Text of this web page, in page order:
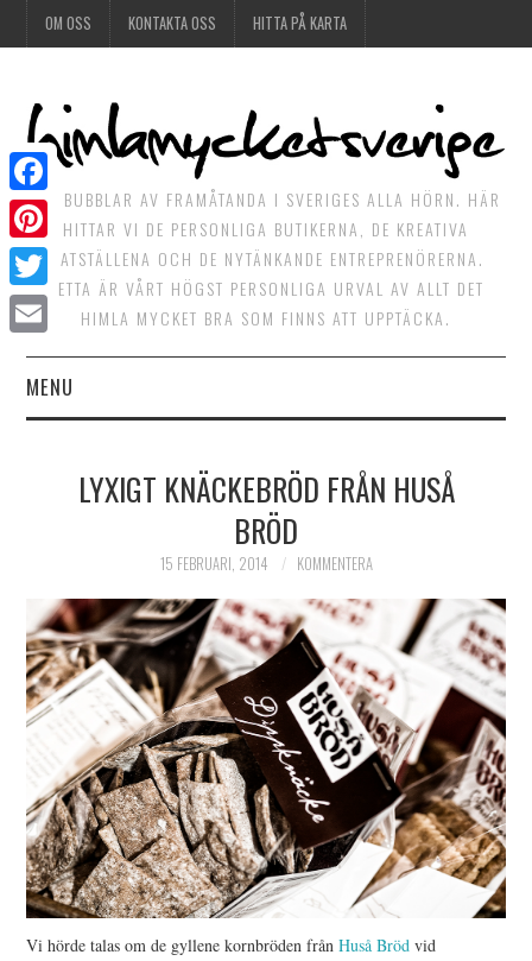
OM OSS KONTAKTA OSS HITTA PÅ KARTA
DET BUBBLAR AV FRAMÅTANDA I SVERIGES ALLA HÖRN. HÄR
HITTAR VI DE PERSONLIGA BUTIKERNA, DE KREATIVA
MATSTÄLLENA OCH DE NYTÄNKANDE ENTREPRENÖRERNA.
DETTA ÄR VÅRT HÖGST PERSONLIGA URVAL AV ALLT DET
HIMLA MYCKET BRA SOM FINNS ATT UPPTÄCKA.
MENU
HIMLAGRÖNT
HIMLAMYSIGT
HIMLASNYGGT
VI MÖTER
VI SPANAR PÅ
LYXIGT KNÄCKEBRÖD FRÅN HUSÅ
BRÖD
15 FEBRUARI, 2014 KOMMENTERA
Vi hörde talas om de gyllene kornbröden frånHuså Bröd vid
Facebook
Pinterest
Twitter
Email